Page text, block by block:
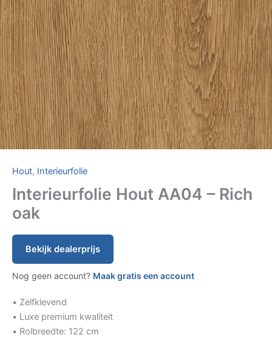
Hout, Interieurfolie
Interieurfolie Hout AA04 – Rich
oak
Bekijk dealerprijs
Nog geen account? Maak gratis een account
• Zelfklevend
• Luxe premium kwaliteit
• Rolbreedte: 122 cm